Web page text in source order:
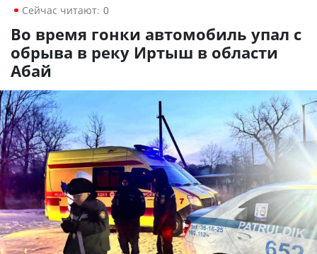
Сейчас читают: 0
Во время гонки автомобиль упал с
обрыва в реку Иртыш в области
Абай